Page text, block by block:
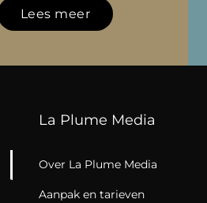
Lees meer
La Plume Media
Over La Plume Media
Aanpak en tarieven